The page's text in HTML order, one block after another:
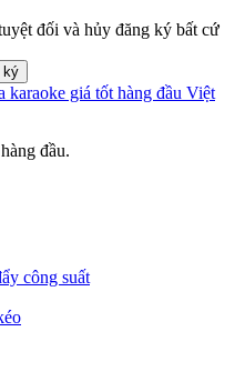
đối và hủy đăng ký bất cứ
ký
đầu.
công suất